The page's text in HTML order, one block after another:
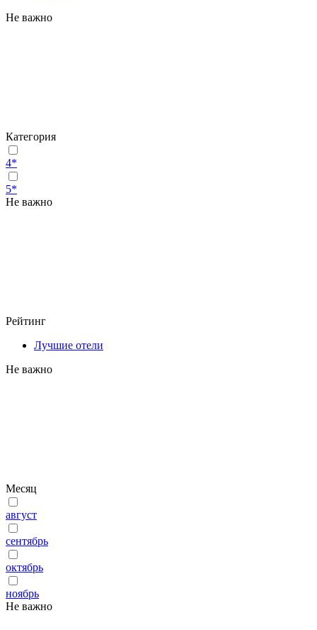
Не важно
Категория
4*
5*
Не важно
Рейтинг
Лучшие отели
Не важно
Месяц
август
сентябрь
октябрь
ноябрь
Не важно